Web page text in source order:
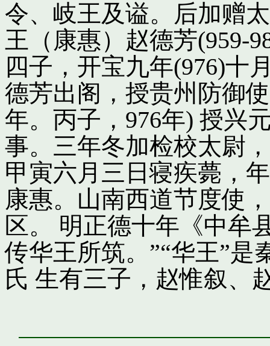
令、岐王及谥。后加赠
王（康惠）赵德芳(959-
四子，开宝九年(976)十
德芳出阁，授贵州防御
年。丙子，976年) 授兴
事。三年冬加检校太尉
甲寅六月三日寝疾薨，
康惠。山南西道节度使
区。 明正德十年《中牟
传华王所筑。”“华王”是
氏 生有三子，赵惟叙、